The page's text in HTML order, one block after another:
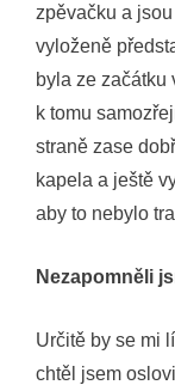
zpěvačku a
vyloženě
byla ze začátku
k tomu
straně zase
kapela a ještě
aby to nebylo
Nezapomněli
Určitě by se mi
chtěl jsem